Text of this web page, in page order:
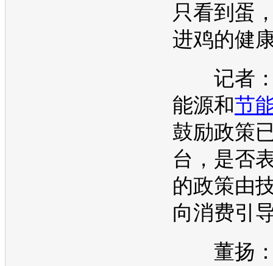
只看到蛋
进鸡的健
记者：
能源和节
鼓励政策
台，是否
的政策由
向消费引
董扬：